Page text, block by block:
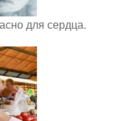
для сердца.